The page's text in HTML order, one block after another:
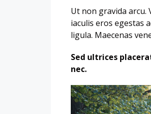
Ut non gravida arcu.
iaculis eros egestas
ligula. Maecenas
Sed ultrices
nec.